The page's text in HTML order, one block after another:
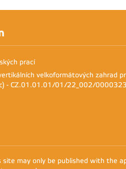
prací
velkoformátových zahrad
- CZ.01.01.01/01/22_002/0000323
site may only be published with the